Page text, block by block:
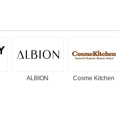
ALBION Cosme Kitchen